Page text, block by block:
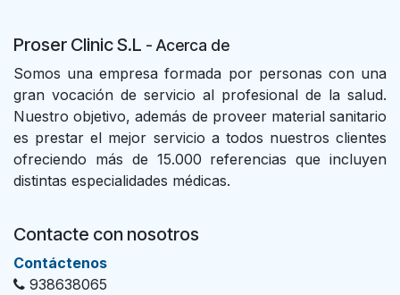
Proser Clinic S.L - Acerca de
Somos una empresa formada por personas con una
gran vocación de servicio al profesional de la salud.
Nuestro objetivo, además de proveer material sanitario
es prestar el mejor servicio a todos nuestros clientes
ofreciendo más de 15.000 referencias que incluyen
distintas especialidades médicas.
Contacte con nosotros
Con​tác​tenos
938638065